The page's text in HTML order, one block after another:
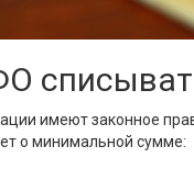
имеют законное
о минимальной сумме: